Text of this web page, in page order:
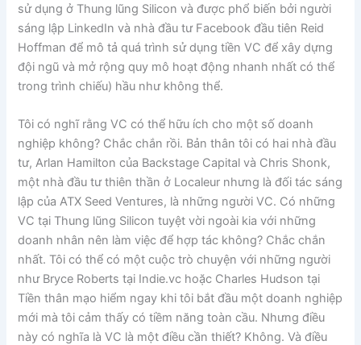
sử dụng ở Thung lũng Silicon và được phổ biến bởi người
sáng lập LinkedIn và nhà đầu tư Facebook đầu tiên Reid
Hoffman để mô tả quá trình sử dụng tiền VC để xây dựng
đội ngũ và mở rộng quy mô hoạt động nhanh nhất có thể
trong trình chiếu) hầu như không thể.
Tôi có nghĩ rằng VC có thể hữu ích cho một số doanh
nghiệp không? Chắc chắn rồi. Bản thân tôi có hai nhà đầu
tư, Arlan Hamilton của Backstage Capital và Chris Shonk,
một nhà đầu tư thiên thần ở Localeur nhưng là đối tác sáng
lập của ATX Seed Ventures, là những người VC. Có những
VC tại Thung lũng Silicon tuyệt vời ngoài kia với những
doanh nhân nên làm việc để hợp tác không? Chắc chắn
nhất. Tôi có thể có một cuộc trò chuyện với những người
như Bryce Roberts tại Indie.vc hoặc Charles Hudson tại
Tiền thân mạo hiểm ngay khi tôi bắt đầu một doanh nghiệp
mới mà tôi cảm thấy có tiềm năng toàn cầu. Nhưng điều
này có nghĩa là VC là một điều cần thiết? Không. Và điều